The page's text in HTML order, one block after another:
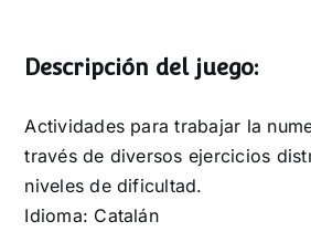
Descripción del juego:
Actividades para trabajar la
través de diversos ejercicios
niveles de dificultad.
Idioma: Catalán